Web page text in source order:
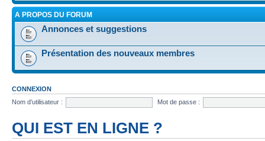
A PROPOS DU FORUM
Annonces et suggestions
Présentation des nouveaux membres
CONNEXION
Nom d’utilisateur :
Mot de passe :
QUI EST EN LIGNE ?